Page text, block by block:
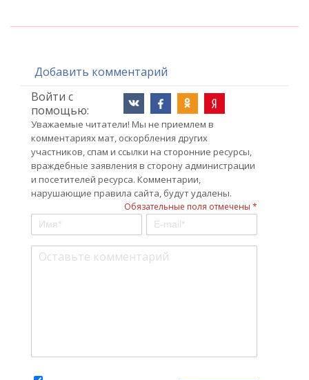
Добавить комментарий
Войти с
помощью:
Уважаемые читатели! Мы не приемлем в
комментариях мат, оскорбления других
участников, спам и ссылки на сторонние ресурсы,
враждебные заявления в сторону администрации
и посетителей ресурса. Комментарии,
нарушающие правила сайта, будут удалены.
Обязательные поля отмечены *